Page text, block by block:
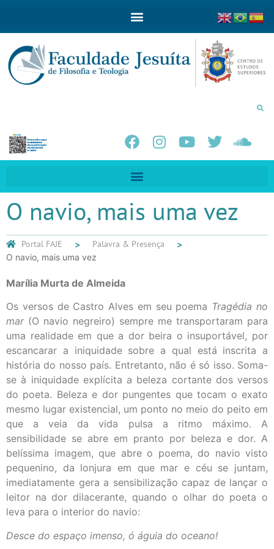
O navio, mais uma vez
Portal FAJE Palavra & Presença
O navio, mais uma vez
Marília Murta de Almeida
Os versos de Castro Alves em seu poema Tragédia no
mar(O navio negreiro) sempre me transportaram para
uma realidade em que a dor beira o insuportável, por
escancarar a iniquidade sobre a qual está inscrita a
história do nosso país. Entretanto, não é só isso. Soma-
se à iniquidade explícita a beleza cortante dos versos
do poeta. Beleza e dor pungentes que tocam o exato
mesmo lugar existencial, um ponto no meio do peito em
que a veia da vida pulsa a ritmo máximo. A
sensibilidade se abre em pranto por beleza e dor. A
belíssima imagem, que abre o poema, do navio visto
pequenino, da lonjura em que mar e céu se juntam,
imediatamente gera a sensibilização capaz de lançar o
leitor na dor dilacerante, quando o olhar do poeta o
leva para o interior do navio:
Desce do espaço imenso, ó águia do oceano!